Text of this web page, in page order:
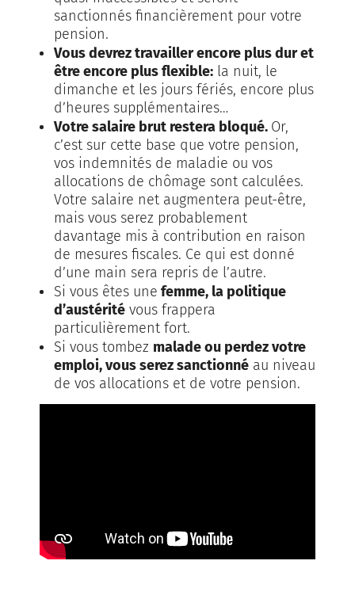
sanctionnés financièrement pour votre
pension.
Vous devrez travailler encore plus dur et
être encore plus flexible: la nuit, le
dimanche et les jours fériés, encore plus
d’heures supplémentaires…
Votre salaire brut restera bloqué. Or,
c’est sur cette base que votre pension,
vos indemnités de maladie ou vos
allocations de chômage sont calculées.
Votre salaire net augmentera peut-être,
mais vous serez probablement
davantage mis à contribution en raison
de mesures fiscales. Ce qui est donné
d’une main sera repris de l’autre.
Si vous êtes une femme, la politique
d’austérité vous frappera
particulièrement fort.
Si vous tombez malade ou perdez votre
emploi, vous serez sanctionné au niveau
de vos allocations et de votre pension.